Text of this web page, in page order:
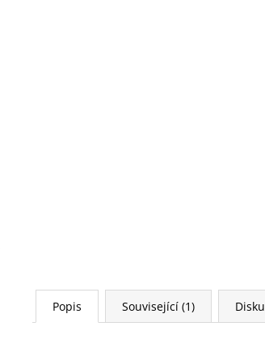
Popis Související (1)